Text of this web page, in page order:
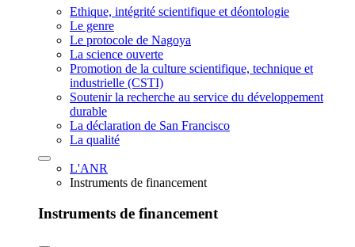
Ethique, intégrité scientifique et déontologie
Le genre
Le protocole de Nagoya
La science ouverte
Promotion de la culture scientifique, technique et
industrielle (CSTI)
Soutenir la recherche au service du développement
durable
La déclaration de San Francisco
La qualité
L'ANR
Instruments de financement
Instruments de financement